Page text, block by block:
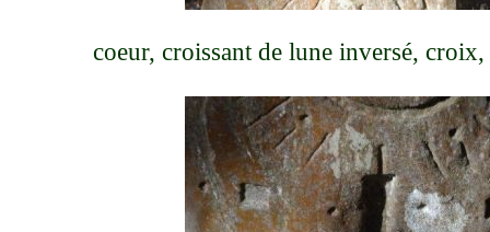
coeur, croissant de lune inversé,